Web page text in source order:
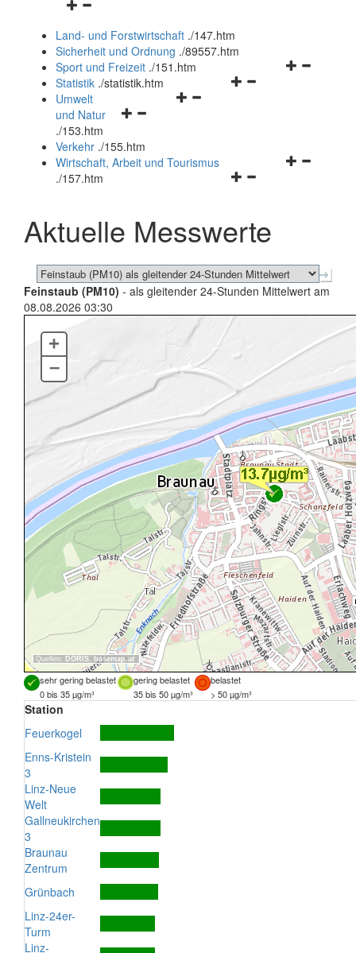
Navigationsmenü
und
schließen
Land- und Forstwirtschaft ./147.htm
Sicherheit und Ordnung ./89557.htm
Navigationsmenü
Sport und Freizeit ./151.htm
Navigationsmenü
Statistik ./statistik.htm
Navigationsmenü
und
schließen
Umwelt
und Natur
./153.htm
Verkehr ./155.htm
Navigationsmenü
schließen
Wirtschaft, Arbeit und Tourismus
./157.htm
Aktuelle Messwerte
Feinstaub (PM10) - als gleitender 24-Stunden Mittelwert am
08.08.2026 03:30
Quellen: DORIS, basemap.at
+
–
sehr gering belastet gering belastet
belastet
0 bis 35 µg/m³
35 bis 50 µg/m³ > 50 µg/m³
Station
Feuerkogel
Enns-Kristein
3
Linz-Neue
Welt
Gallneukirchen
3
Braunau
Zentrum
Grünbach
Linz-24er-
Turm
Linz-